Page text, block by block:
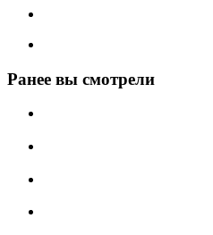
Ранее вы смотрели